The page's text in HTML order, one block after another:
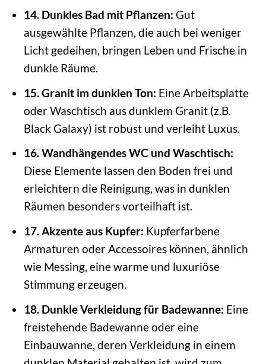
14. Dunkles Bad mit Pflanzen: Gut
ausgewählte Pflanzen, die auch bei weniger
Licht gedeihen, bringen Leben und Frische in
dunkle Räume.
15. Granit im dunklen Ton: Eine Arbeitsplatte
oder Waschtisch aus dunklem Granit (z.B.
Black Galaxy) ist robust und verleiht Luxus.
16. Wandhängendes WC und Waschtisch:
Diese Elemente lassen den Boden frei und
erleichtern die Reinigung, was in dunklen
Räumen besonders vorteilhaft ist.
17. Akzente aus Kupfer: Kupferfarbene
Armaturen oder Accessoires können, ähnlich
wie Messing, eine warme und luxuriöse
Stimmung erzeugen.
18. Dunkle Verkleidung für Badewanne: Eine
freistehende Badewanne oder eine
Einbauwanne, deren Verkleidung in einem